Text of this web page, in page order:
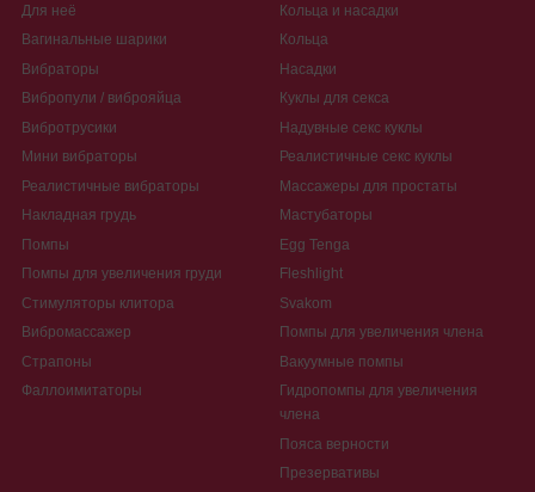
Для неё
Вагинальные шарики
Вибраторы
Вибропули / виброяйца
Вибротрусики
Мини вибраторы
Реалистичные вибраторы
Накладная грудь
Помпы
Помпы для увеличения груди
Стимуляторы клитора
Вибромассажер
Страпоны
Фаллоимитаторы
Кольца и насадки
Кольца
Насадки
Куклы для секса
Надувные секс куклы
Реалистичные секс куклы
Массажеры для простаты
Мастубаторы
Egg Tenga
Fleshlight
Svakom
Помпы для увеличения члена
Вакуумные помпы
Гидропомпы для увеличения
члена
Пояса верности
Презервативы